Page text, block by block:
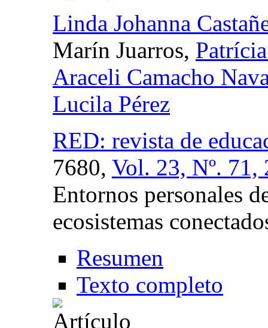
Linda Johanna
Marín Juarros,
Araceli Camacho
Lucila Pérez
RED: revista de
7680, Vol. 23, Nº. 71,
Entornos personales
ecosistemas
Resumen
Texto completo